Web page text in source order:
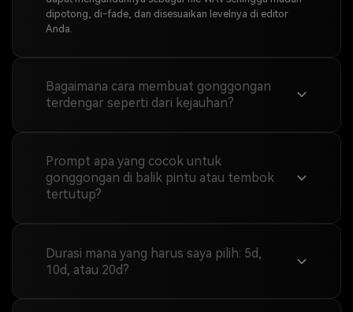
dipotong, di-fade, dan disesuaikan levelnya di editor
Anda.
Bagaimana cara membuat gonggongan
terdengar seperti dari kejauhan?
Prompt apa yang cocok untuk
gonggongan di balik pintu atau tembok
tertutup?
Durasi mana yang harus saya pilih: 5d,
10d, atau 20d?